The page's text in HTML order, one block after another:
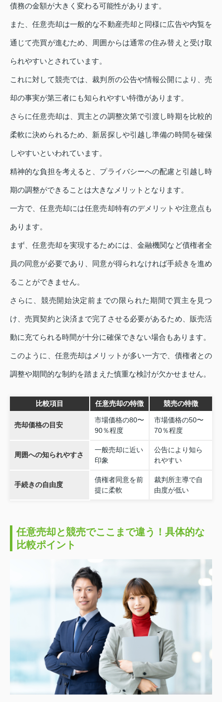
債務の金額が大きく変わる可能性があります。
また、任意売却は一般的な不動産売却と同様に広告や内覧を
通じて売買が進むため、周囲からは通常の住み替えと受け取
られやすいとされています。
これに対して競売では、裁判所の公告や情報公開により、売
却の事実が第三者にも知られやすい特徴があります。
さらに任意売却は、買主との調整次第で引渡し時期を比較的
柔軟に決められるため、新居探しや引越し準備の時間を確保
しやすいといわれています。
精神的な負担を考えると、プライバシーへの配慮と引越し時
期の調整ができることは大きなメリットとなります。
一方で、任意売却には任意売却特有のデメリットや注意点も
あります。
まず、任意売却を実現するためには、金融機関など債権者全
員の同意が必要であり、同意が得られなければ手続きを進め
ることができません。
さらに、競売開始決定前までの限られた期間で買主を見つ
け、売買契約と決済まで完了させる必要があるため、販売活
動に充てられる時間が十分に確保できない場合もあります。
このように、任意売却はメリットが多い一方で、債権者との
調整や期間的な制約を踏まえた慎重な検討が欠かせません。
比較項目 任意売却の特徴 競売の特徴
売却価格の目安
市場価格の80〜
90％程度
市場価格の50〜
70％程度
周囲への知られやすさ
一般売却に近い
印象
公告により知ら
れやすい
手続きの自由度
債権者同意を前
提に柔軟
裁判所主導で自
由度が低い
任意売却と競売でここまで違う！具体的な
比較ポイント